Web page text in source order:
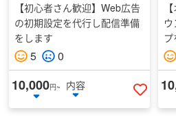
【初心者さん歓迎】Web広告
の初期設定を代行し配信準備
をします
5 0
10,000円~
内容
いいね